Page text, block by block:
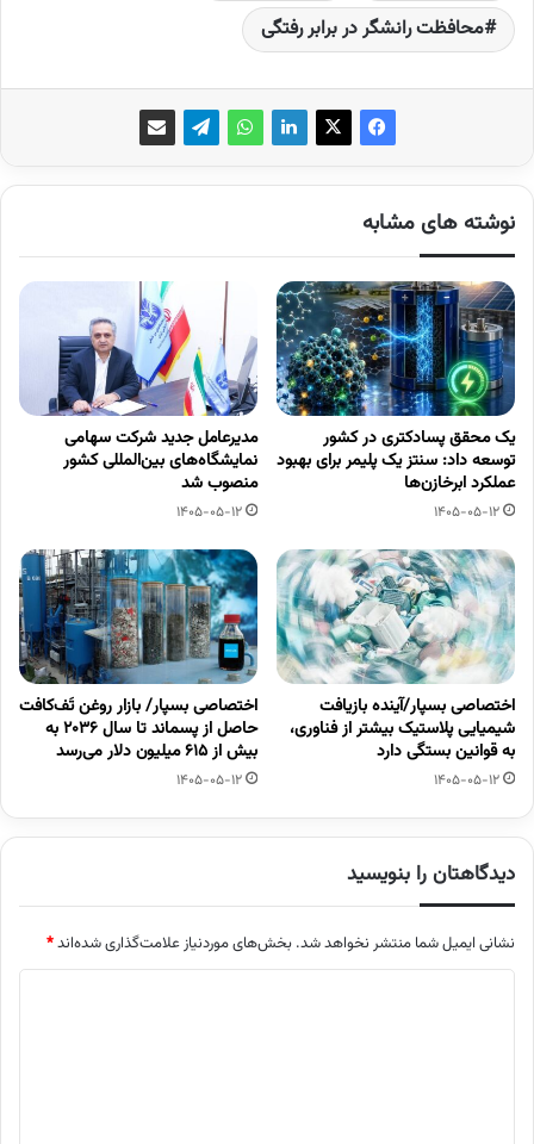
محافظت رانشگر در برابر رفتگی
نوشته های مشابه
یک محقق پسادکتری در کشور
توسعه داد: سنتز یک پلیمر برای بهبود
عملکرد ابرخازن‌ها
1405-05-12
مدیرعامل جدید شرکت سهامی
نمایشگاه‌های بین‌المللی کشور
منصوب شد
1405-05-12
اختصاصی بسپار/آینده بازیافت
شیمیایی پلاستیک بیشتر از فناوری،
به قوانین بستگی دارد
1405-05-12
اختصاصی بسپار/ بازار روغن تَف‌کافت
حاصل از پسماند تا سال ۲۰۳۶ به
بیش از ۶۱۵ میلیون دلار می‌رسد
1405-05-12
دیدگاهتان را بنویسید
نشانی ایمیل شما منتشر نخواهد شد. بخش‌های موردنیاز علامت‌گذاری شده‌اند*